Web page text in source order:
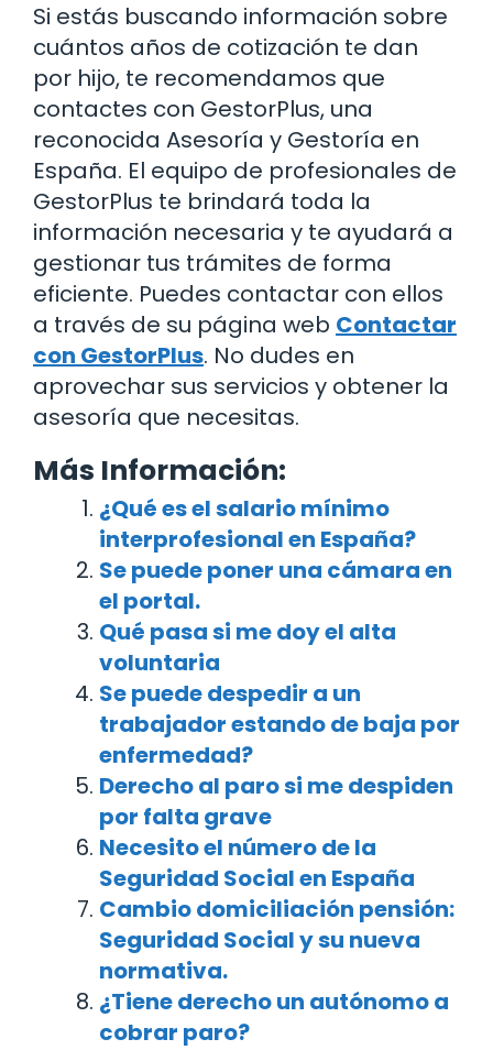
Si estás buscando información sobre
cuántos años de cotización te dan
por hijo, te recomendamos que
contactes con GestorPlus, una
reconocida Asesoría y Gestoría en
España. El equipo de profesionales de
GestorPlus te brindará toda la
información necesaria y te ayudará a
gestionar tus trámites de forma
eficiente. Puedes contactar con ellos
a través de su página web Contactar
con GestorPlus. No dudes en
aprovechar sus servicios y obtener la
asesoría que necesitas.
Más Información:
¿Qué es el salario mínimo
interprofesional en España?
Se puede poner una cámara en
el portal.
Qué pasa si me doy el alta
voluntaria
Se puede despedir a un
trabajador estando de baja por
enfermedad?
Derecho al paro si me despiden
por falta grave
Necesito el número de la
Seguridad Social en España
Cambio domiciliación pensión:
Seguridad Social y su nueva
normativa.
¿Tiene derecho un autónomo a
cobrar paro?